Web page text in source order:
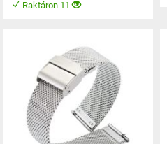
Raktáron 11